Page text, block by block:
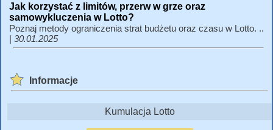
Jak korzystać z limitów, przerw w grze oraz
samowykluczenia w Lotto?
Poznaj metody ograniczenia strat budżetu oraz czasu w Lotto. ..
| 30.01.2025
Informacje
Kumulacja Lotto